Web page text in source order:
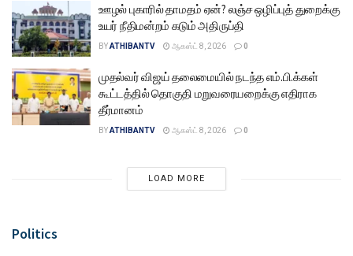
ஊழல் புகாரில் தாமதம் ஏன்? லஞ்ச ஒழிப்புத் துறைக்கு
உயர் நீதிமன்றம் கடும் அதிருப்தி
BYATHIBANTV ஆகஸ்ட் 8, 2026 0
முதல்வர் விஜய் தலைமையில் நடந்த எம்.பி.க்கள்
கூட்டத்தில் தொகுதி மறுவரையறைக்கு எதிராக
தீர்மானம்
BYATHIBANTV ஆகஸ்ட் 8, 2026 0
LOAD MORE
Politics